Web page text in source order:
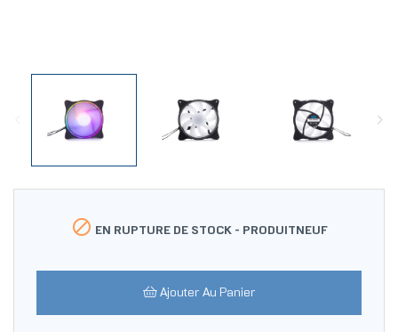
 EN RUPTURE DE STOCK - PRODUITNEUF
Ajouter Au Panier